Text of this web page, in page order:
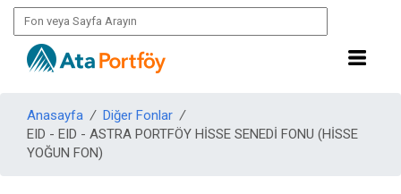
Anasayfa / Diğer Fonlar /
EID - EID - ASTRA PORTFÖY HİSSE SENEDİ FONU (HİSSE
YOĞUN FON)